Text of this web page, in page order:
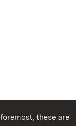
these are